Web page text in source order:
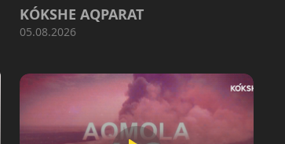
KÓKSHE AQPARAT
05.08.2026